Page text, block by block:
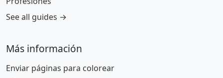
See all guides →
Más información
Enviar páginas para colorear